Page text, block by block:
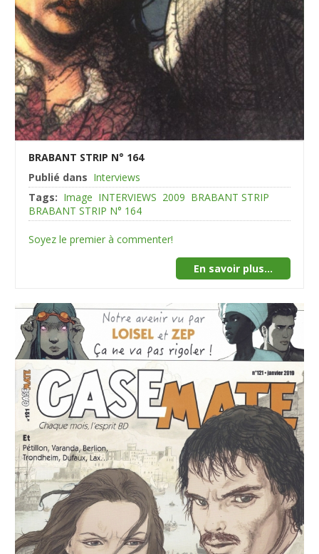
BRABANT STRIP N° 164
Publié dans Interviews
Tags: Image INTERVIEWS 2009 BRABANT STRIP
BRABANT STRIP N° 164
Soyez le premier à commenter!
En savoir plus...